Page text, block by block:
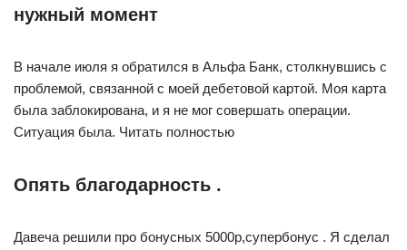
нужный момент
В начале июля я обратился в Альфа Банк, столкнувшись с
проблемой, связанной с моей дебетовой картой. Моя карта
была заблокирована, и я не мог совершать операции.
Ситуация была. Читать полностью
Опять благодарность .
Давеча решили про бонусных 5000р,супербонус . Я сделал